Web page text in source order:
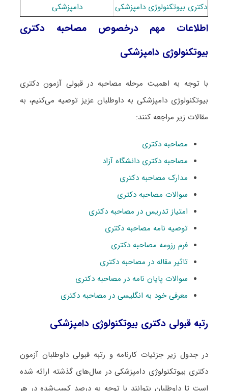
دکتری ﺑﻴﻮﺗﻜﻨﻮﻟﻮژی دامپزشکی
دامپزشکی
اطلاعات مهم درخصوص مصاحبه دکتری
ﺑﻴﻮﺗﻜﻨﻮﻟﻮژی دامپزشکی
با توجه به اهمیت مرحله مصاحبه در قبولی آزمون دکتری
ﺑﻴﻮﺗﻜﻨﻮﻟﻮژی دامپزشکی به داوطلبان عزیز توصیه می‌کنیم، به
مقالات زیر مراجعه کنند:
مصاحبه دکتری
مصاحبه دکتری دانشگاه آزاد
مدارک مصاحبه دکتری
سوالات مصاحبه دکتری
امتیاز تدریس در مصاحبه دکتری
توصیه نامه مصاحبه دکتری
فرم رزومه مصاحبه دکتری
تاثیر مقاله در مصاحبه دکتری
سوالات پایان نامه در مصاحبه دکتری
معرفی خود به انگلیسی در مصاحبه دکتری
رتبه قبولی دکتری ﺑﻴﻮﺗﻜﻨﻮﻟﻮژی دامپزشکی
در جدول زیر جزئیات کارنامه و رتبه قبولی داوطلبان آزمون
دکتری ﺑﻴﻮﺗﻜﻨﻮﻟﻮژی دامپزشکی در سال‌های گذشته ارائه شده
است تا داوطلبان بتوانند با توجه به درصد کسب‌شده در هر